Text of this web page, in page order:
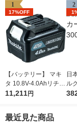
1
17%OFF
【バッテリー】 マキ
タ 10.8V-4.0Ahリチウ
ムイオンバッテリ A-5
11,211円
2
日
ル
最近見た商品